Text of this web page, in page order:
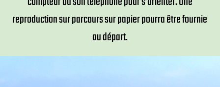
reproduction sur parcours sur papier pourra être fournie
au départ.